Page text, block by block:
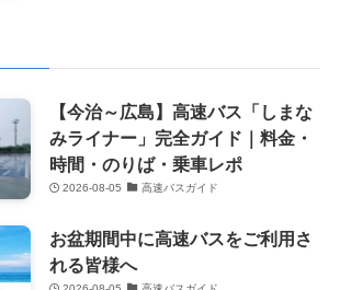
【今治～広島】高速バス「しまな
みライナー」完全ガイド｜料金・
時間・のりば・乗車レポ
2026-08-05 高速バスガイド
お盆期間中に高速バスをご利用さ
れる皆様へ